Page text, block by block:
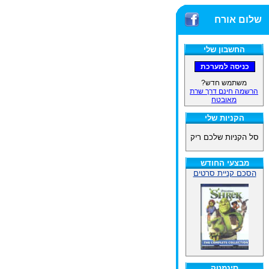
שלום אורח
החשבון שלי
משתמש חדש?
הרשמה חינם דרך שרת
מאובטח
הקניות שלי
סל הקניות שלכם ריק
מבצעי החודש
הסכם קניית סרטים